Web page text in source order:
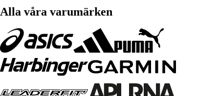
Alla våra varumärken